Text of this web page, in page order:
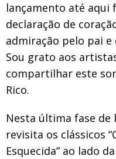
lançamento até
declaração de
admiração pelo pai e
Sou grato aos
compartilhar este
Rico.
Nesta última fase
revisita os clássicos
Esquecida” ao lado